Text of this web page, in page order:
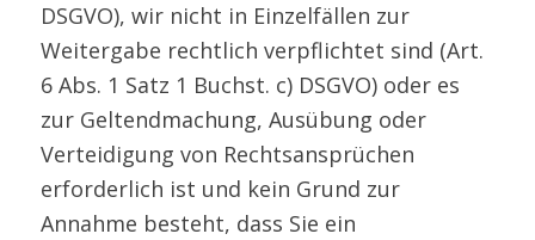
DSGVO), wir nicht in Einzelfällen zur
Weitergabe rechtlich verpflichtet sind (Art.
6 Abs. 1 Satz 1 Buchst. c) DSGVO) oder es
zur Geltendmachung, Ausübung oder
Verteidigung von Rechtsansprüchen
erforderlich ist und kein Grund zur
Annahme besteht, dass Sie ein